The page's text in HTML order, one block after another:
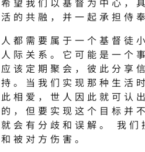
的共融，并一起承担侍
都需要属于一个基督徒
际关系。它可能是一个
该定期聚会，彼此分享
。当我们实现那种生活
相爱，世人因此就可认
，但要实现这个目标并
会有分歧和误解。 我们
被对方伤害。